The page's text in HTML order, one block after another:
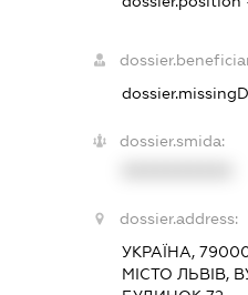
dossier.smida:
dossier.address:
УКРАЇНА,
МІСТО ЛЬВІВ,